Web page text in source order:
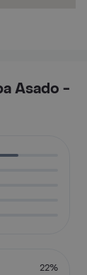
Asado -
22%